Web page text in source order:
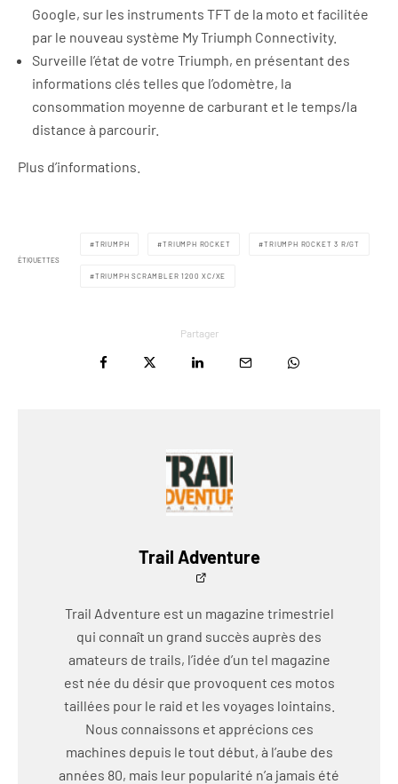
Google, sur les instruments TFT de la moto et facilitée
par le nouveau système My Triumph Connectivity.
Surveille l’état de votre Triumph, en présentant des
informations clés telles que l’odomètre, la
consommation moyenne de carburant et le temps/la
distance à parcourir.
Plus d’informations.
ÉTIQUETTES
TRIUMPH TRIUMPH ROCKET TRIUMPH ROCKET 3 R/GT
TRIUMPH SCRAMBLER 1200 XC/XE
Partager
Trail Adventure
Trail Adventure est un magazine trimestriel
qui connaît un grand succès auprès des
amateurs de trails, l’idée d’un tel magazine
est née du désir que provoquent ces motos
taillées pour le raid et les voyages lointains.
Nous connaissons et apprécions ces
machines depuis le tout début, à l’aube des
années 80, mais leur popularité n’a jamais été